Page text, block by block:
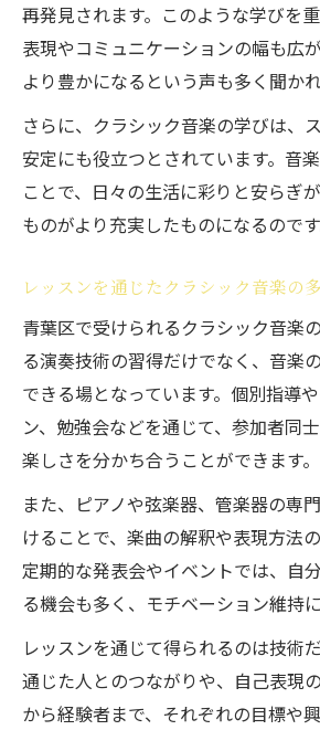
再発見されます。このような学びを
表現やコミュニケーションの幅も広
より豊かになるという声も多く聞かれ
さらに、クラシック音楽の学びは、
安定にも役立つとされています。音
ことで、日々の生活に彩りと安らぎ
ものがより充実したものになるのです
レッスンを通じたクラシック音楽の
青葉区で受けられるクラシック音楽
る演奏技術の習得だけでなく、音楽
できる場となっています。個別指導
ン、勉強会などを通じて、参加者同
楽しさを分かち合うことができます。
また、ピアノや弦楽器、管楽器の専
けることで、楽曲の解釈や表現方法
定期的な発表会やイベントでは、自
る機会も多く、モチベーション維持
レッスンを通じて得られるのは技術
通じた人とのつながりや、自己表現
から経験者まで、それぞれの目標や